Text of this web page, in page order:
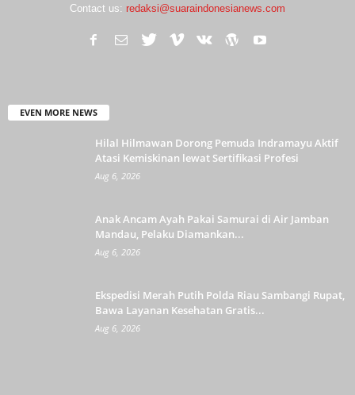
Contact us: redaksi@suaraindonesianews.com
EVEN MORE NEWS
Hilal Hilmawan Dorong Pemuda Indramayu Aktif
Atasi Kemiskinan lewat Sertifikasi Profesi
Aug 6, 2026
Anak Ancam Ayah Pakai Samurai di Air Jamban
Mandau, Pelaku Diamankan...
Aug 6, 2026
Ekspedisi Merah Putih Polda Riau Sambangi Rupat,
Bawa Layanan Kesehatan Gratis...
Aug 6, 2026